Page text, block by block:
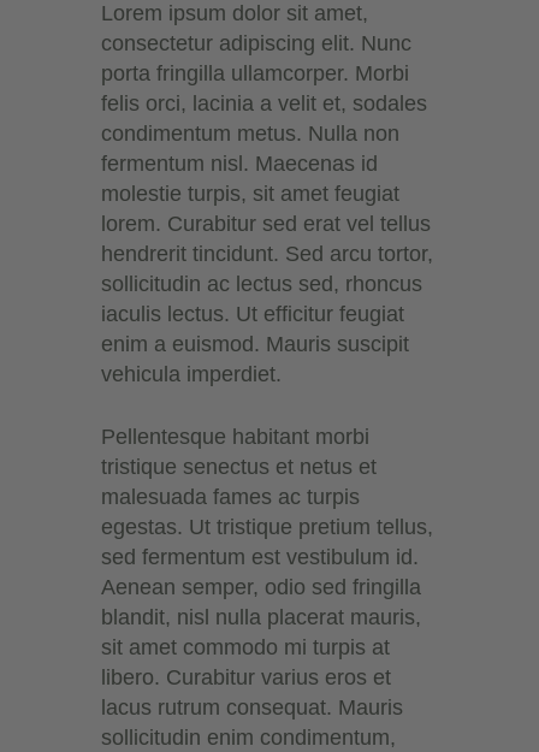
Lorem ipsum dolor sit amet,
consectetur adipiscing elit. Nunc
porta fringilla ullamcorper. Morbi
felis orci, lacinia a velit et, sodales
condimentum metus. Nulla non
fermentum nisl. Maecenas id
molestie turpis, sit amet feugiat
lorem. Curabitur sed erat vel tellus
hendrerit tincidunt. Sed arcu tortor,
sollicitudin ac lectus sed, rhoncus
iaculis lectus. Ut efficitur feugiat
enim a euismod. Mauris suscipit
vehicula imperdiet.
Pellentesque habitant morbi
tristique senectus et netus et
malesuada fames ac turpis
egestas. Ut tristique pretium tellus,
sed fermentum est vestibulum id.
Aenean semper, odio sed fringilla
blandit, nisl nulla placerat mauris,
sit amet commodo mi turpis at
libero. Curabitur varius eros et
lacus rutrum consequat. Mauris
sollicitudin enim condimentum,